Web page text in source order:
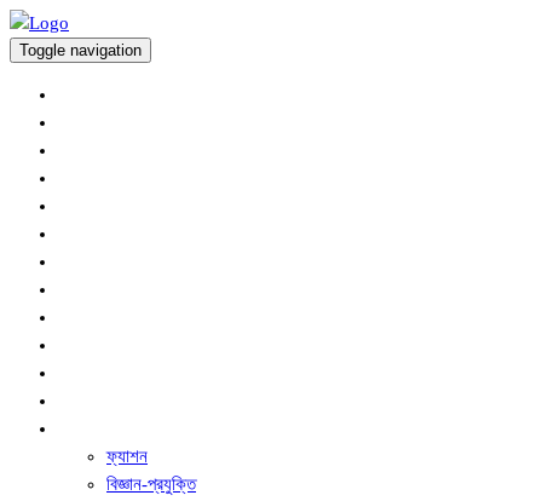
Toggle navigation
ফ্যাশন
বিজ্ঞান-প্রযুক্তি